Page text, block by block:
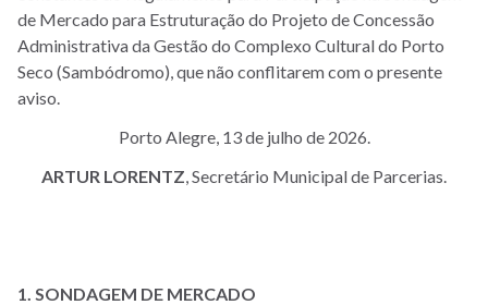
de Mercado para Estruturação do Projeto de Concessão
Administrativa da Gestão do Complexo Cultural do Porto
Seco (Sambódromo), que não conflitarem com o presente
aviso.
Porto Alegre, 13 de julho de 2026.
ARTUR LORENTZ, Secretário Municipal de Parcerias.
1. SONDAGEM DE MERCADO